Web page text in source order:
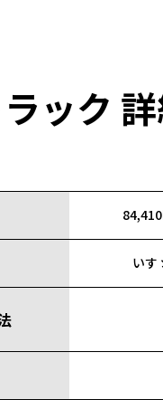
ック
いす